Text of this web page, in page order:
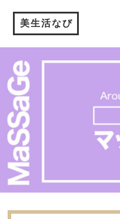
美生活なび